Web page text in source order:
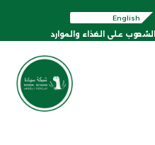
English
على الغذاء والموارد